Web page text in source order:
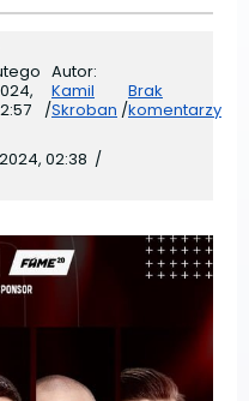
/
Autor:
Kamil
Skroban /
Brak
komentarzy
02:38 /